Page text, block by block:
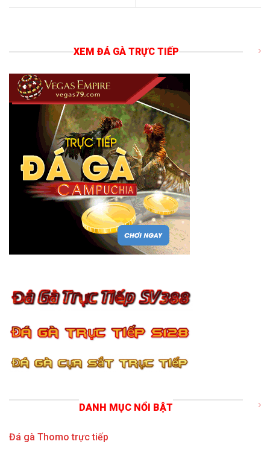
XEM ĐÁ GÀ TRỰC TIẾP
DANH MỤC NỔI BẬT
Đá gà Thomo trực tiếp